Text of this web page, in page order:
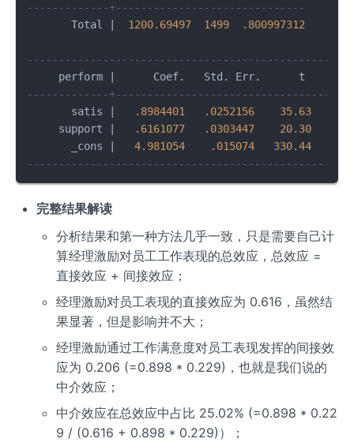
-------------+------------------------------
       Total
1200.69497 1499 .800997312
     perform
      Coef.   Std. Err.      t    P
-------------
       satis
.8984401 .0252156 35.63
     support
.6161077 .0303447 20.30
       _cons
4.981054 .015074 330.44
完整结果解读
分析结果和第一种方法几乎一致，只是需要自己计
算经理激励对员工工作表现的总效应，总效应 =
直接效应 + 间接效应；
经理激励对员工表现的直接效应为 0.616，虽然结
果显著，但是影响并不大；
经理激励通过工作满意度对员工表现发挥的间接效
应为 0.206 (=0.898 * 0.229)，也就是我们说的
中介效应；
中介效应在总效应中占比 25.02% (=0.898 * 0.22
9 / (0.616 + 0.898 * 0.229)）；